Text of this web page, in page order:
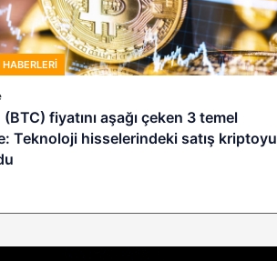
fiyatını aşağı çeken 3 temel
Teknoloji hisselerindeki satış kriptoyu